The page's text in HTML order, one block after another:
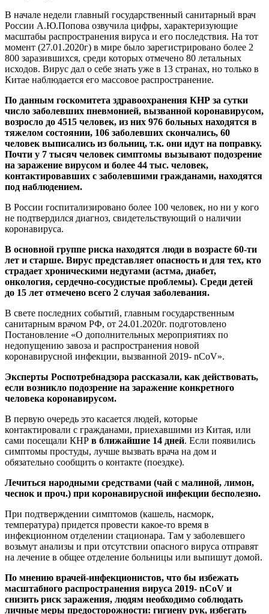
В начале недели главный государственный санитарный врач
России А.Ю.Попова озвучила цифры, характеризующие
масштабы распространения вируса и его последствия. На тот
момент (27.01.2020г) в мире было зарегистрировано более 2
800 заразившихся, среди которых отмечено 80 летальных
исходов. Вирус дал о себе знать уже в 13 странах, но только в
Китае наблюдается его массовое распространение.
По данным госкомитета здравоохранения КНР за сутки
число заболевших пневмонией, вызванной коронавирусом,
возросло до 4515 человек, из них 976 больных находятся в
тяжелом состоянии, 106 заболевших скончались, 60
человек выписались из больниц, т.к. они идут на поправку.
Почти у 7 тысяч человек симптомы вызывают подозрение
на заражение вирусом и более 44 тыс. человек,
контактировавших с заболевшими гражданами, находятся
под наблюдением.
В России госпитализировано более 100 человек, но ни у кого
не подтвердился диагноз, свидетельствующий о наличии
коронавируса.
В основной группе риска находятся люди в возрасте 60-ти
лет и старше. Вирус представляет опасность и для тех, кто
страдает хроническими недугами (астма, диабет,
онкология, сердечно-сосудистые проблемы). Среди детей
до 15 лет отмечено всего 2 случая заболевания.
В свете последних событий, главным государственным
санитарным врачом РФ, от 24.01.2020г. подготовлено
Постановление «О дополнительных мероприятиях по
недопущению завоза и распространения новой
коронавирусной инфекции, вызванной 2019- nСoV».
Эксперты Роспотребнадзора рассказали, как действовать,
если возникло подозрение на заражение конкретного
человека коронавирусом.
В первую очередь это касается людей, которые
контактировали с гражданами, приехавшими из Китая, или
сами посещали КНР в ближайшие 14 дней. Если появились
симптомы простуды, лучше вызвать врача на дом и
обязательно сообщить о контакте (поездке).
Лечиться народными средствами (чай с малиной, лимон,
чеснок и проч.) при коронавирусной инфекции бесполезно.
При подтверждении симптомов (кашель, насморк,
температура) придется провести какое-то время в
инфекционном отделении стационара. Там у заболевшего
возьмут анализы и при отсутствии опасного вируса отправят
на лечение в общее отделение больницы или выпишут домой.
По мнению врачей-инфекционистов, что бы избежать
масштабного распространения вируса 2019- nСoV и
снизить риск заражения, людям необходимо соблюдать
личные меры предосторожности: гигиену рук, избегать